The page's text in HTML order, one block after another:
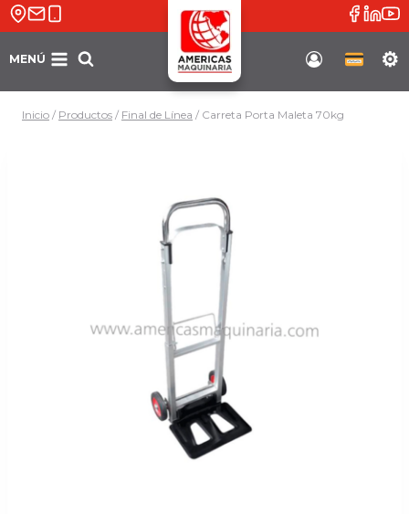
Saltar
MENÚ
Inicio / Productos / Final de Línea / Carreta Porta Maleta 70kg